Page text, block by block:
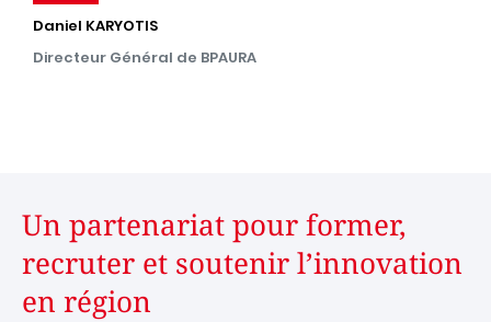
Daniel KARYOTIS
Directeur Général de BPAURA
Un partenariat pour former,
recruter et soutenir l’innovation
en région